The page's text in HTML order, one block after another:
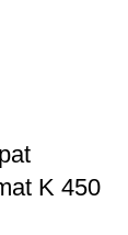
K 450